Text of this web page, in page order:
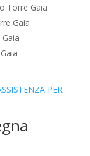
Torre Gaia
Gaia
PER